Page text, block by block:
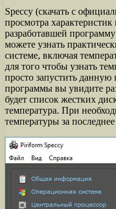
Speccy (скачать с
просмотра
разработавшей
можете узнать
системе, включая
для того чтобы узнать
просто запустить
программы вы увидите
будет список жестких
температура. При
температуры за